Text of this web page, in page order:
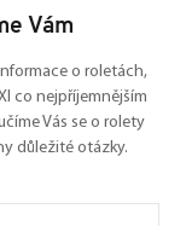
Vám
o roletách,
co nejpříjemnějším
Vás se o rolety
důležité otázky.